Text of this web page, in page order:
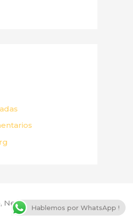
York, NY 10160, USA
Hablemos por WhatsApp !